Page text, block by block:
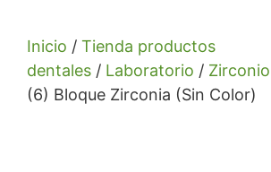
Inicio / Tienda productos
dentales / Laboratorio / Zirconio
(6) Bloque Zirconia (Sin Color)